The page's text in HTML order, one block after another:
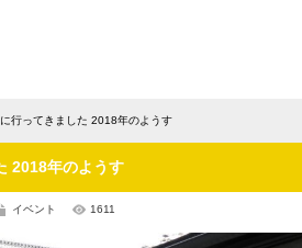
行ってきました 2018年のようす
2018年のようす
イベント 1611